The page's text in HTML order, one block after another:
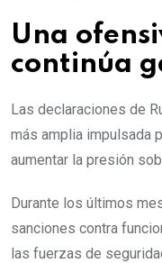
Una
continúa
Las declaraciones de
más amplia impulsada
aumentar la presión
Durante los últimos
sanciones contra
las fuerzas de